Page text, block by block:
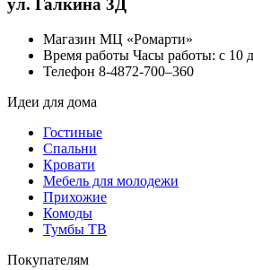
ул. Галкина 3Д
Магазин МЦ «Ромарти»
Время работы Часы работы: с 10
Телефон 8-4872-700‒360
Идеи для дома
Гостиные
Спальни
Кровати
Мебель для молодежи
Прихожие
Комоды
Тумбы ТВ
Покупателям